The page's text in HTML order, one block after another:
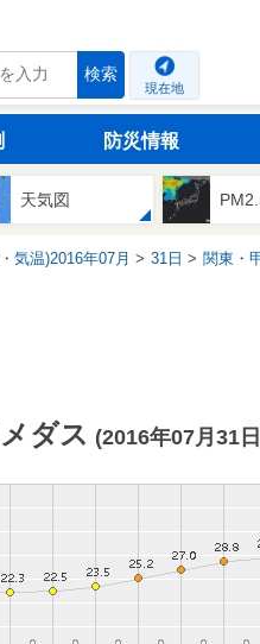
検索
現在地
防災情報
天気図
気温)2016年07月 31日 関東・
ダス (2016年07月31